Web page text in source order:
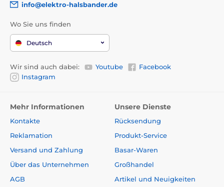
info@elektro-halsbander.de
Wo Sie uns finden
Deutsch
Wir sind auch dabei: Youtube
Facebook
Instagram
Mehr Informationen
Kontakte
Reklamation
Versand und Zahlung
Über das Unternehmen
AGB
Unsere Dienste
Rücksendung
Produkt-Service
Basar-Waren
Großhandel
Artikel und Neuigkeiten